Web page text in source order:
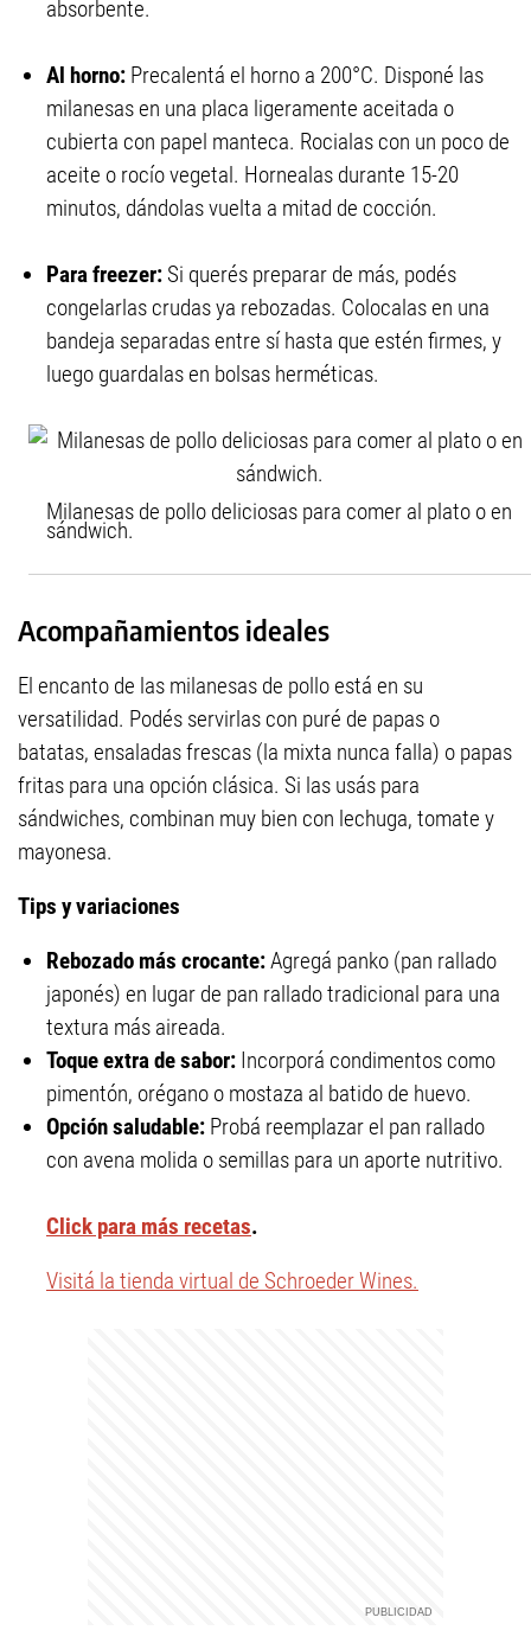
absorbente.
Al horno: Precalentá el horno a 200°C. Disponé las
milanesas en una placa ligeramente aceitada o
cubierta con papel manteca. Rocialas con un poco de
aceite o rocío vegetal. Hornealas durante 15-20
minutos, dándolas vuelta a mitad de cocción.
Para freezer: Si querés preparar de más, podés
congelarlas crudas ya rebozadas. Colocalas en una
bandeja separadas entre sí hasta que estén firmes, y
luego guardalas en bolsas herméticas.
Milanesas de pollo deliciosas para comer al plato o en
sándwich.
Acompañamientos ideales
El encanto de las milanesas de pollo está en su
versatilidad. Podés servirlas con puré de papas o
batatas, ensaladas frescas (la mixta nunca falla) o papas
fritas para una opción clásica. Si las usás para
sándwiches, combinan muy bien con lechuga, tomate y
mayonesa.
Tips y variaciones
Rebozado más crocante:Agregá panko (pan rallado
japonés) en lugar de pan rallado tradicional para una
textura más aireada.
Toque extra de sabor: Incorporá condimentos como
pimentón, orégano o mostaza al batido de huevo.
Opción saludable: Probá reemplazar el pan rallado
con avena molida o semillas para un aporte nutritivo.
Click para más recetas.
Visitá la tienda virtual de Schroeder Wines.